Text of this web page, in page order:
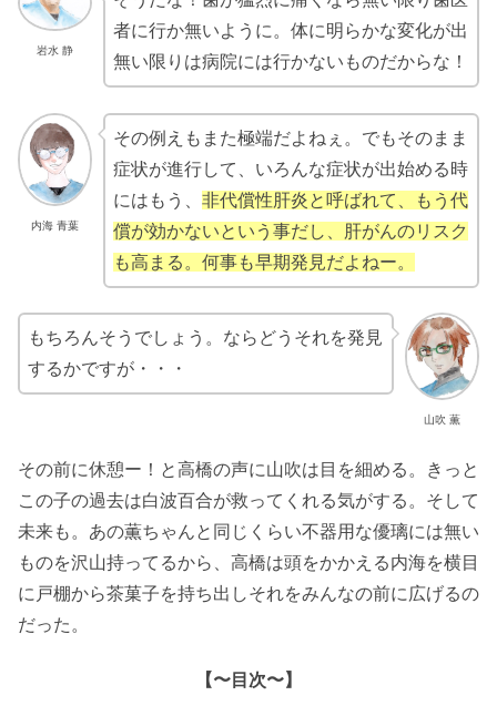
岩水 静
者に行か無いように。体に明らかな変化が出
無い限りは病院には行かないものだからな！
内海 青葉
その例えもまた極端だよねぇ。でもそのまま
症状が進行して、いろんな症状が出始める時
にはもう、 非代償性肝炎と呼ばれて、もう代
償が効かないという事だし、肝がんのリスク
も高まる。何事も早期発見だよねー。
山吹 薫
もちろんそうでしょう。ならどうそれを発見
するかですが・・・
その前に休憩ー！と高橋の声に山吹は目を細める。きっと
この子の過去は白波百合が救ってくれる気がする。そして
未来も。あの薫ちゃんと同じくらい不器用な優璃には無い
ものを沢山持ってるから、高橋は頭をかかえる内海を横目
に戸棚から茶菓子を持ち出しそれをみんなの前に広げるの
だった。
【〜目次〜】